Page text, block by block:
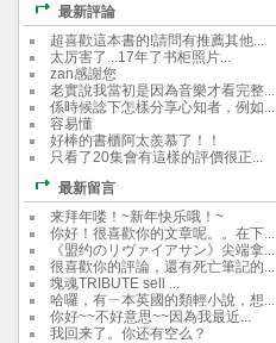
最新評論
超喜歡這本書的!請問有推薦其他...
太厉害了...17年了书柜照片...
zan感謝您
老實說我當初是因為音樂才看完整...
係時候諗下怎樣分享心知者，例如...
容易懂
好棒的書櫃阿太羨慕了！！
只看了20集會有這樣的評價很正...
最新留言
来拜年喽！~新年快乐哦！~
你好！很喜歡你的文章呢。。在下...
《盟约のリヴァイアサン》尖端拿...
很喜歡你的評論，還有死亡筆記的...
塊魂TRIBUTE sell ...
哈囉，有ㄧ本英國的類輕小說，想...
你好~~不好意思~~因為我最近...
我回来了。你还有空么？